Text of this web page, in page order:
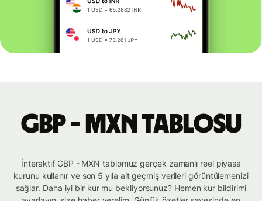
GBP - MXN tablosu
İnteraktif GBP - MXN tablomuz gerçek zamanlı reel piyasa
kurunu kullanır ve son 5 yıla ait geçmiş verileri görüntülemenizi
sağlar. Daha iyi bir kur mu bekliyorsunuz? Hemen kur bildirimi